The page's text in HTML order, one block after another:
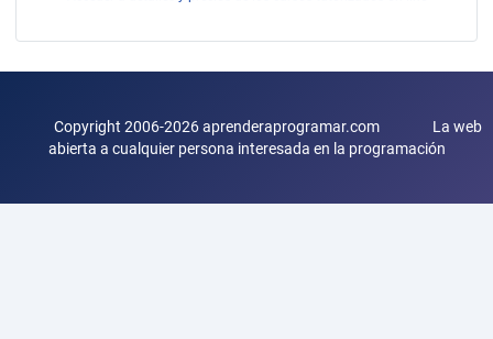
Copyright 2006-2026 aprenderaprogramar.com La web
abierta a cualquier persona interesada en la programación